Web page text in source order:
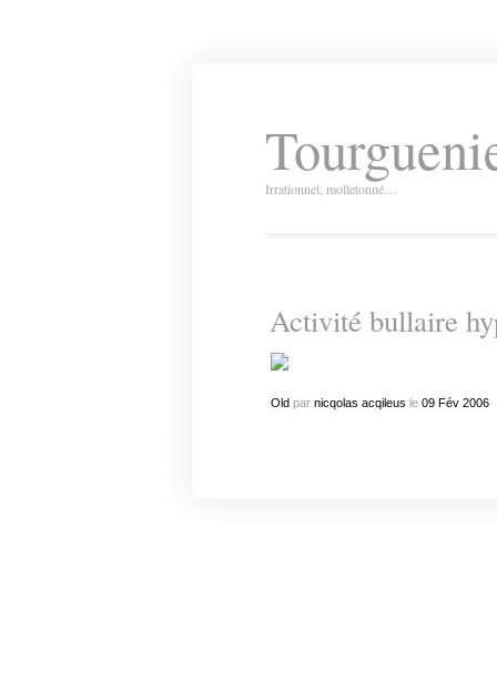
Irrationnel, molletonné…
Activité bullaire
Oldpar nicqolas acqileus le 09 Fév 2006